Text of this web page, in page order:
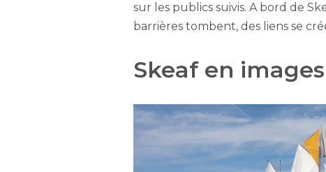
sur les publics suivis. A bord de
barrières tombent, des liens se
Skeaf en images